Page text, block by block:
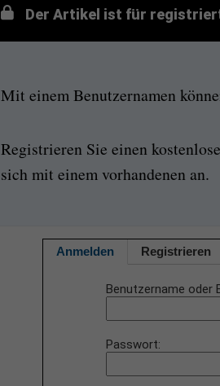
Der Artikel ist für
Mit einem Benutzernamen
Registrieren Sie einen
sich mit einem vorhandenen an.
Anmelden Registrieren
Benutzername oder
Passwort